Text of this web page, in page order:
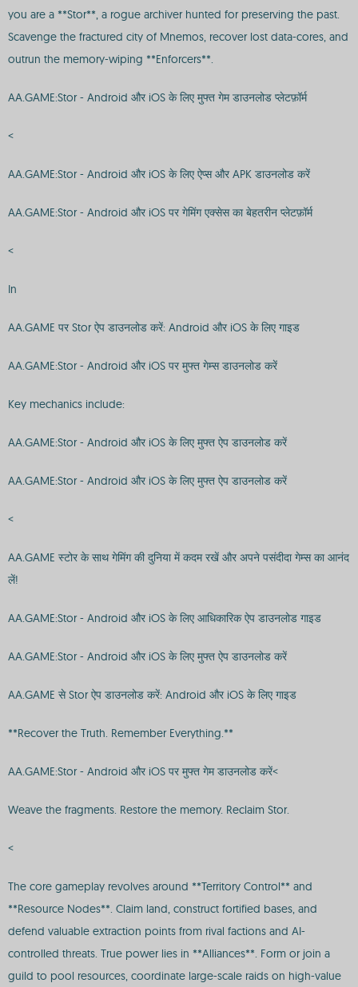
you are a **Stor**, a rogue archiver hunted for preserving the past.
Scavenge the fractured city of Mnemos, recover lost data-cores, and
outrun the memory-wiping **Enforcers**.
AA.GAME:Stor - Android और iOS के लिए मुफ्त गेम डाउनलोड प्लेटफ़ॉर्म
<
AA.GAME:Stor - Android और iOS के लिए ऐप्स और APK डाउनलोड करें
AA.GAME:Stor - Android और iOS पर गेमिंग एक्सेस का बेहतरीन प्लेटफ़ॉर्म
<
In
AA.GAME पर Stor ऐप डाउनलोड करें: Android और iOS के लिए गाइड
AA.GAME:Stor - Android और iOS पर मुफ्त गेम्स डाउनलोड करें
Key mechanics include:
AA.GAME:Stor - Android और iOS के लिए मुफ्त ऐप डाउनलोड करें
AA.GAME:Stor - Android और iOS के लिए मुफ्त ऐप डाउनलोड करें
<
AA.GAME स्टोर के साथ गेमिंग की दुनिया में कदम रखें और अपने पसंदीदा गेम्स का आनंद
लें!
AA.GAME:Stor - Android और iOS के लिए आधिकारिक ऐप डाउनलोड गाइड
AA.GAME:Stor - Android और iOS के लिए मुफ्त ऐप डाउनलोड करें
AA.GAME से Stor ऐप डाउनलोड करें: Android और iOS के लिए गाइड
**Recover the Truth. Remember Everything.**
AA.GAME:Stor - Android और iOS पर मुफ्त गेम डाउनलोड करें<
Weave the fragments. Restore the memory. Reclaim Stor.
<
The core gameplay revolves around **Territory Control** and
**Resource Nodes**. Claim land, construct fortified bases, and
defend valuable extraction points from rival factions and AI-
controlled threats. True power lies in **Alliances**. Form or join a
guild to pool resources, coordinate large-scale raids on high-value